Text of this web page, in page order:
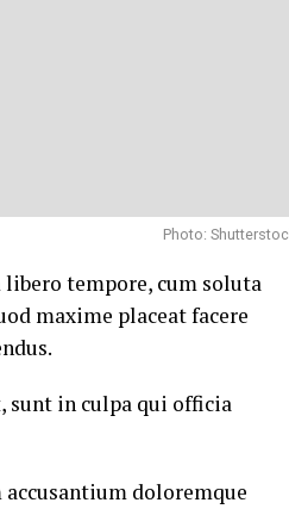
Photo:
tempore, cum soluta
maxime placeat facere
sunt in culpa qui officia
doloremque